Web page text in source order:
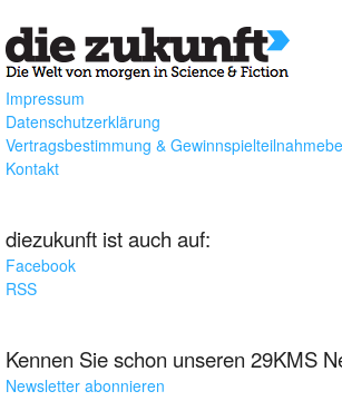
Impressum
Datenschutzerklärung
Vertragsbestimmung &
Kontakt
diezukunft ist auch auf:
Facebook
RSS
Kennen Sie schon unseren 29KMS
Newsletter abonnieren